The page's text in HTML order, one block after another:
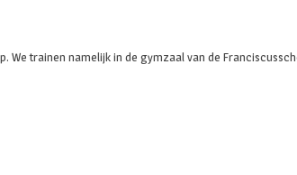
We trainen namelijk in de gymzaal van de